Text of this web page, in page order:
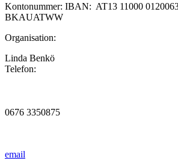
Kontonummer: IBAN: AT13 11000
BKAUATWW
Organisation:
Linda Benkö
Telefon:
0676 3350875
email